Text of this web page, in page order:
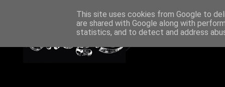
This site uses cookies from Google to
are shared with Google along with
statistics, and to detect and address